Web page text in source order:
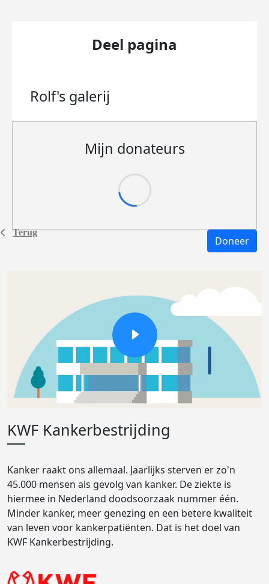
Terug
Deel pagina
Rolf's galerij
Mijn donateurs
Doneer
KWF Kankerbestrijding
Kanker raakt ons allemaal. Jaarlijks sterven er zo'n
45.000 mensen als gevolg van kanker. De ziekte is
hiermee in Nederland doodsoorzaak nummer één.
Minder kanker, meer genezing en een betere kwaliteit
van leven voor kankerpatiënten. Dat is het doel van
KWF Kankerbestrijding.